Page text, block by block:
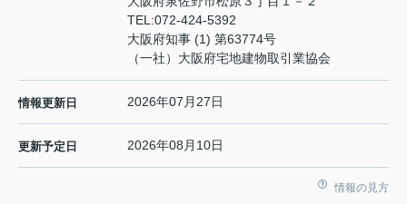
TEL:072-424-5392
大阪府知事 (1) 第63774号
（一社）大阪府宅地建物取引業協会
情報更新日 2026年07月27日
更新予定日 2026年08月10日
情報の見方